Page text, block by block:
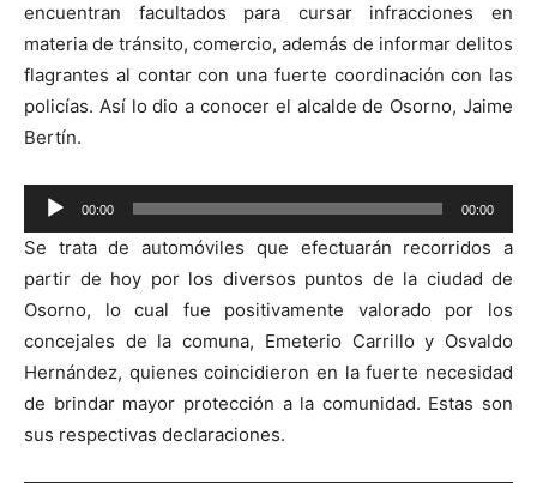
encuentran facultados para cursar infracciones en
materia de tránsito, comercio, además de informar delitos
flagrantes al contar con una fuerte coordinación con las
policías. Así lo dio a conocer el alcalde de Osorno, Jaime
Bertín.
Reproductor
de
audio
00:00 00:00
Se trata de automóviles que efectuarán recorridos a
partir de hoy por los diversos puntos de la ciudad de
Osorno, lo cual fue positivamente valorado por los
concejales de la comuna, Emeterio Carrillo y Osvaldo
Hernández, quienes coincidieron en la fuerte necesidad
de brindar mayor protección a la comunidad. Estas son
sus respectivas declaraciones.